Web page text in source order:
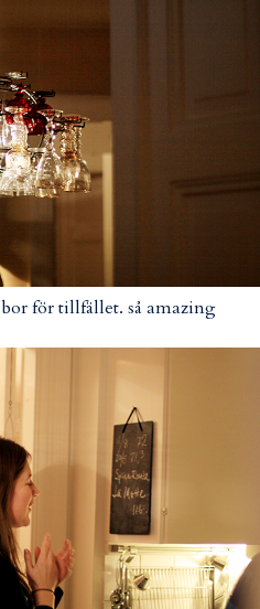
bor för tillfället. så amazing